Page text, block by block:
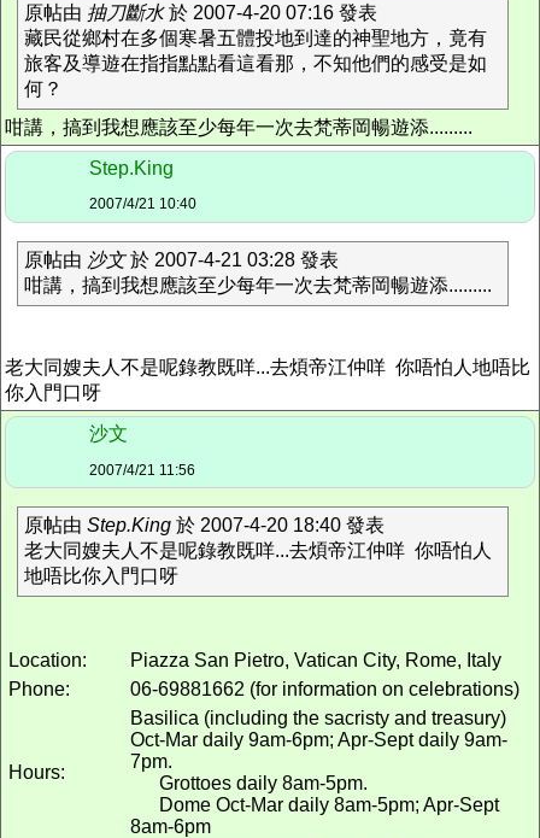
原帖由 抽刀斷水於 2007-4-20 07:16 發表
藏民從鄉村在多個寒暑五體投地到達的神聖地方，竟有
旅客及導遊在指指點點看這看那，不知他們的感受是如
何？
咁講，搞到我想應該至少每年一次去梵蒂岡暢遊添.........
Step.King
2007/4/21 10:40
原帖由 沙文於 2007-4-21 03:28 發表
咁講，搞到我想應該至少每年一次去梵蒂岡暢遊添.........
老大同嫂夫人不是呢錄教既咩...去煩帝江仲咩 你唔怕人地唔比
你入門口呀
沙文
2007/4/21 11:56
原帖由 Step.King 於 2007-4-20 18:40 發表
老大同嫂夫人不是呢錄教既咩...去煩帝江仲咩 你唔怕人
地唔比你入門口呀
Location:
Piazza San Pietro, Vatican City, Rome, Italy
Phone:
06-69881662 (for information on celebrations)
Hours:
Basilica (including the sacristy and treasury)
Oct-Mar daily 9am-6pm; Apr-Sept daily 9am-
7pm.
Grottoes daily 8am-5pm.
Dome Oct-Mar daily 8am-5pm; Apr-Sept
8am-6pm